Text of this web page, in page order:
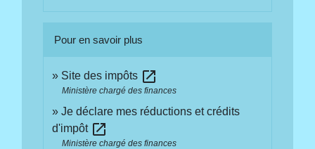
Pour en savoir plus
Site des impôts open_in_new
Ministère chargé des finances
Je déclare mes réductions et crédits
d'impôt open_in_new
Ministère chargé des finances